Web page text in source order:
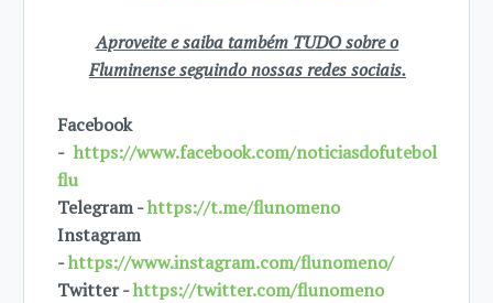
Aproveite e saiba também TUDO sobre o
Fluminense seguindo nossas redes sociais.
Facebook
-https://www.facebook.com/noticiasdofutebol
flu
Telegram -https://t.me/flunomeno
Instagram
-https://www.instagram.com/flunomeno/
Twitter -https://twitter.com/flunomeno